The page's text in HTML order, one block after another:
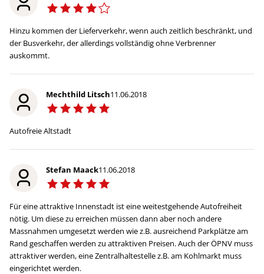
Hinzu kommen der Lieferverkehr, wenn auch zeitlich beschränkt, und
der Busverkehr, der allerdings vollständig ohne Verbrenner
auskommt.
Mechthild Litsch11.06.2018
Autofreie Altstadt
Stefan Maack11.06.2018
Für eine attraktive Innenstadt ist eine weitestgehende Autofreiheit
nötig. Um diese zu erreichen müssen dann aber noch andere
Massnahmen umgesetzt werden wie z.B. ausreichend Parkplätze am
Rand geschaffen werden zu attraktiven Preisen. Auch der ÖPNV muss
attraktiver werden, eine Zentralhaltestelle z.B. am Kohlmarkt muss
eingerichtet werden.